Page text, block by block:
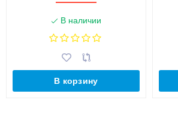
В наличии
В корзину